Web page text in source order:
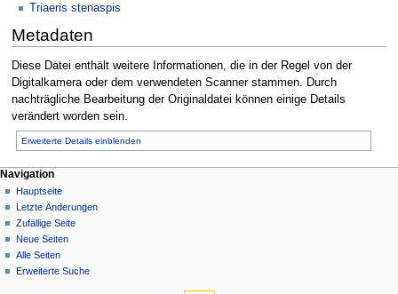
Triaeris stenaspis
Metadaten
Diese Datei enthält weitere Informationen, die in der Regel von der
Digitalkamera oder dem verwendeten Scanner stammen. Durch
nachträgliche Bearbeitung der Originaldatei können einige Details
verändert worden sein.
Erweiterte Details einblenden
Navigation
Hauptseite
Letzte Änderungen
Zufällige Seite
Neue Seiten
Alle Seiten
Erweiterte Suche